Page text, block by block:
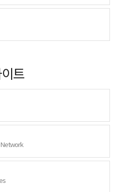
트
Network